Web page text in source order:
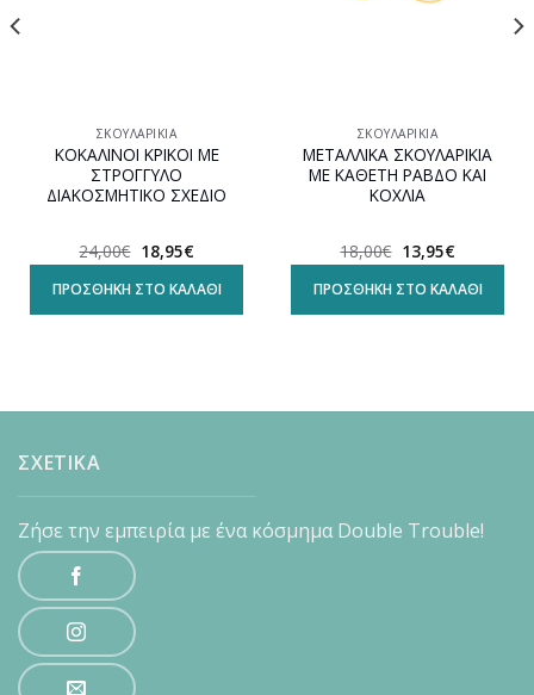
ΣΚΟΥΛΑΡΊΚΙΑ
ΚΟΚΑΛΙΝΟΙ ΚΡΙΚΟΙ ΜΕ
ΣΤΡΟΓΓΥΛΟ
ΔΙΑΚΟΣΜΗΤΙΚΟ ΣΧΕΔΙΟ
24,00€ Original
price
was:
24,00€.
18,95€Η
τρέχουσα
τιμή
είναι:
18,95€.
ΠΡΟΣΘΉΚΗ ΣΤΟ ΚΑΛΆΘΙ
ΣΚΟΥΛΑΡΊΚΙΑ
ΜΕΤΑΛΛΙΚΑ ΣΚΟΥΛΑΡΙΚΙΑ
ΜΕ ΚΑΘΕΤΗ ΡΑΒΔΟ ΚΑΙ
ΚΟΧΛΙΑ
18,00€ Original
price
was:
18,00€.
13,95€Η
τρέχουσα
τιμή
είναι:
13,95€.
ΠΡΟΣΘΉΚΗ ΣΤΟ ΚΑΛΆΘΙ
ΣΧΕΤΙΚΑ
Ζήσε την εμπειρία με ένα κόσμημα Double Trouble!